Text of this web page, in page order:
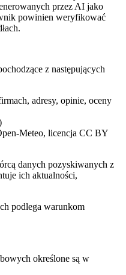
przez AI jako
powinien weryfikować
z następujących
adresy, opinie, oceny
Meteo, licencja CC BY
danych pozyskiwanych z
ich aktualności,
podlega warunkom
określone są w